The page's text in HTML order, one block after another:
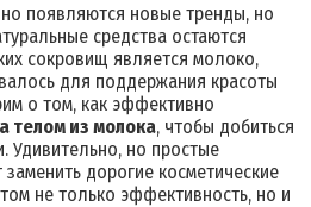
появляются новые тренды, но
средства остаются
сокровищ является молоко,
для поддержания красоты
о том, как эффективно
телом из молока, чтобы добиться
но простые
дорогие косметические
не только эффективность, но и